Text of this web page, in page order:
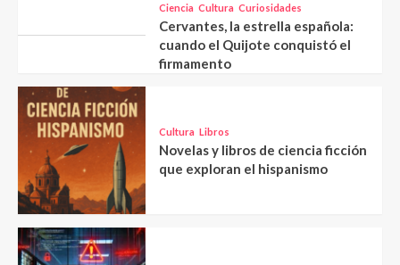
Ciencia Cultura Curiosidades
Cervantes, la estrella española:
cuando el Quijote conquistó el
firmamento
Cultura Libros
Novelas y libros de ciencia ficción
que exploran el hispanismo